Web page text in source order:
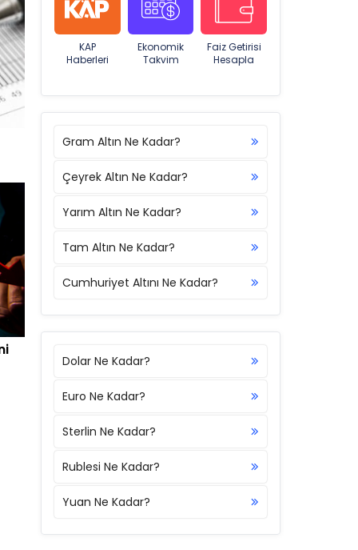
KAP
Haberleri
Ekonomik
Takvim
Faiz Getirisi
Hesapla
Gram Altın Ne Kadar?
Çeyrek Altın Ne Kadar?
Yarım Altın Ne Kadar?
Tam Altın Ne Kadar?
Cumhuriyet Altını Ne Kadar?
Dolar Ne Kadar?
Euro Ne Kadar?
Sterlin Ne Kadar?
Rublesi Ne Kadar?
Yuan Ne Kadar?